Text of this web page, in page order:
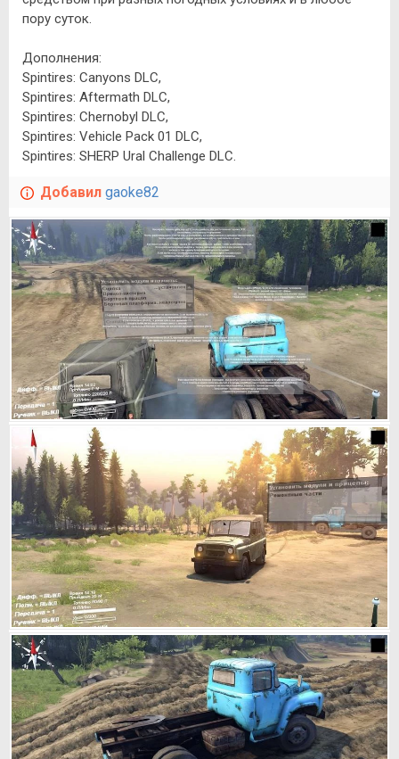
пору суток.
Дополнения:
Spintires: Canyons DLC,
Spintires: Aftermath DLC,
Spintires: Chernobyl DLC,
Spintires: Vehicle Pack 01 DLC,
Spintires: SHERP Ural Challenge DLC.
Добавил gaoke82